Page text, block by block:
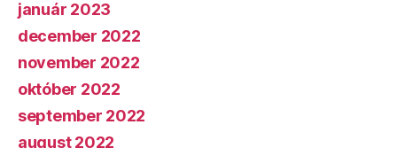
január 2023
december 2022
november 2022
október 2022
september 2022
august 2022